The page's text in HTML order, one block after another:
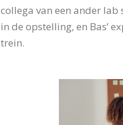
collega van een ander
in de opstelling, en Bas’
trein.